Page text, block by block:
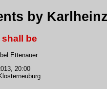
by
be
Ettenauer
20:00